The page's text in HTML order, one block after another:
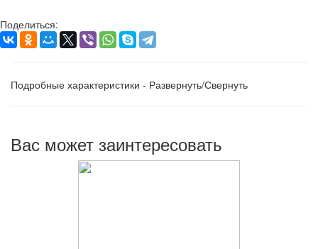
Поделиться:
Подробные характеристики - Развернуть/Свернуть
Вас может заинтересовать